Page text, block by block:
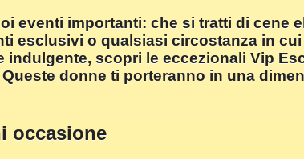
eventi importanti: che si tratti di cene
esclusivi o qualsiasi circostanza in
scopri le eccezionali Vip
donne ti porteranno in una
occasione